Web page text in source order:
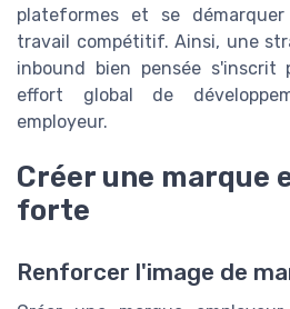
plateformes et se
travail compétitif. Ainsi, une
inbound bien pensée s'inscrit
effort global de
employeur.
Créer une marque
forte
Renforcer l'image de